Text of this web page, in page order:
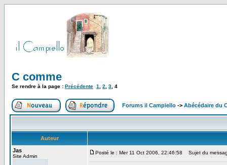
C comme
Se rendre à la page : Précédente 1 2 3 4
Forums il Campiello -> Abécédaire du
Auteur
Jas
Site Admin
Posté le : Mer 11 Oct 2006, 22:46:58 Sujet du